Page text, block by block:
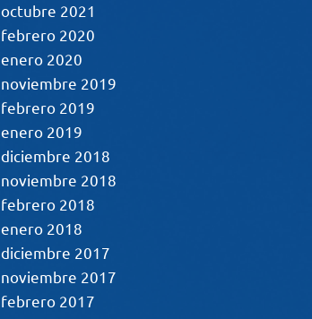
octubre 2021
febrero 2020
enero 2020
noviembre 2019
febrero 2019
enero 2019
diciembre 2018
noviembre 2018
febrero 2018
enero 2018
diciembre 2017
noviembre 2017
febrero 2017